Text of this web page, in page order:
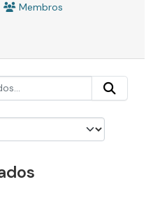
Membros